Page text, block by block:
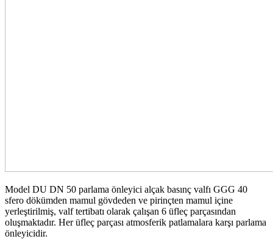
Model DU DN 50 parlama önleyici alçak basınç valfı GGG 40
sfero dökümden mamul gövdeden ve pirinçten mamul içine
yerleştirilmiş, valf tertibatı olarak çalışan 6 üfleç parçasından
oluşmaktadır. Her üfleç parçası atmosferik patlamalara karşı parlama
önleyicidir.